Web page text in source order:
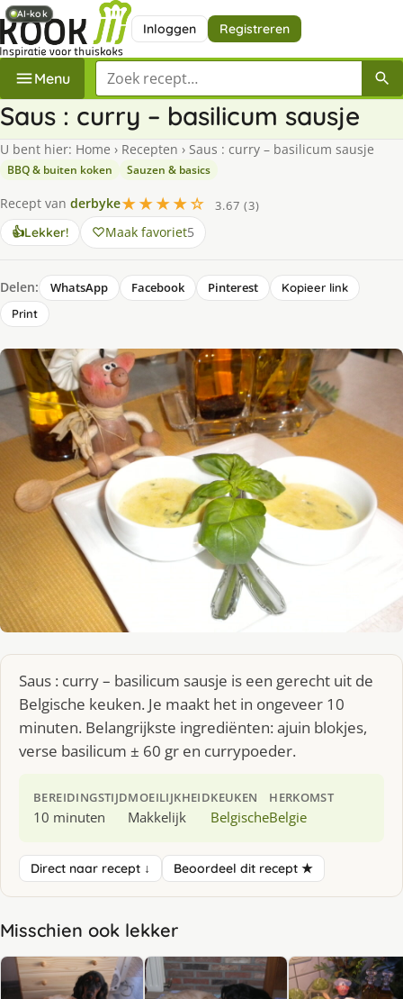
Inloggen Registreren
Menu Zoek een recept
Saus : curry – basilicum sausje
U bent hier: Home › Recepten › Saus : curry – basilicum sausje
BBQ & buiten koken Sauzen & basics
Recept van derbyke★★★★☆
3.67 (3)
👍Lekker! Maak favoriet5
Delen: WhatsApp Facebook Pinterest
Kopieer link
Print
Saus : curry – basilicum sausje is een gerecht uit de
Belgische keuken. Je maakt het in ongeveer 10
minuten. Belangrijkste ingrediënten: ajuin blokjes,
verse basilicum ± 60 gr en currypoeder.
BEREIDINGSTIJD
10 minuten
MOEILIJKHEID
Makkelijk
KEUKEN
Belgische
HERKOMST
Belgie
Direct naar recept ↓ Beoordeel dit recept ★
Misschien ook lekker
AI-kok
AI-kok